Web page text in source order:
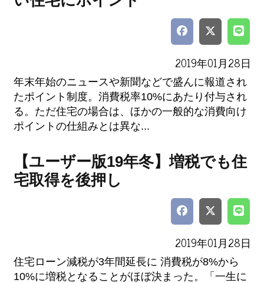
2019年01月28日
年末年始のニュースや新聞などで盛んに報道され
たポイント制度。消費税率10%にあたり付与され
る。ただ住宅の場合は、ほかの一般的な消費向け
ポイントの仕組みとは異な...
【ユーザー版19年冬】増税でも住
宅取得を後押し
2019年01月28日
住宅ローン減税が3年間延長に 消費税が8%から
10%に増税となることがほぼ決まった。「一生に